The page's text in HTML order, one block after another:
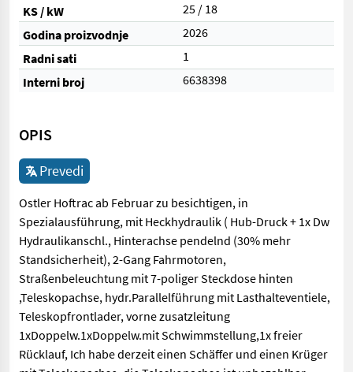
KS / kW
25 / 18
Godina proizvodnje
2026
Radni sati
1
Interni broj
6638398
OPIS
Prevedi
Ostler Hoftrac ab Februar zu besichtigen, in
Spezialausführung, mit Heckhydraulik ( Hub-Druck + 1x Dw
Hydraulikanschl., Hinterachse pendelnd (30% mehr
Standsicherheit), 2-Gang Fahrmotoren,
Straßenbeleuchtung mit 7-poliger Steckdose hinten
,Teleskopachse, hydr.Parallelführung mit Lasthalteventiele,
Teleskopfrontlader, vorne zusatzleitung
1xDoppelw.1xDoppelw.mit Schwimmstellung,1x freier
Rücklauf, Ich habe derzeit einen Schäffer und einen Krüger